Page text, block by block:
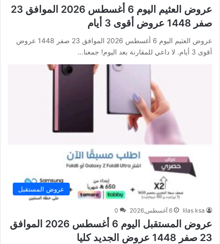
عروض العثيم اليوم 6 أغسطس 2026 الموافق 23
صفر 1448 عروض أقوى 3 أيام
عروض العثيم اليوم 6 أغسطس 2026 الموافق 23 صفر 1448 عروض
أقوى 3 أيام. لا داعي للمقارنة بعد اليوم! جمعنا…
عروض المستقبل
lilas ksa 6 أغسطس,2026 0
عروض المستقبل اليوم 6 أغسطس 2026 الموافق
23 صفر 1448 عروض الجديد كليا